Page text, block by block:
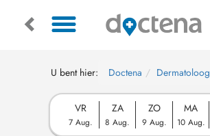
U bent hier: Doctena Dermatoloog
VR
7 Aug.
ZA
8 Aug.
ZO
9 Aug.
MA
10 Aug.